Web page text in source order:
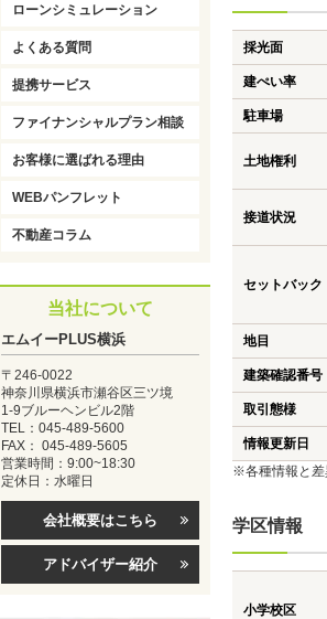
採光面
建ぺい率
駐車場
土地権利
接道状況
セットバック
地目
建築確認番号
取引態様
情報更新日
※各種情報と差
学区情報
小学校区
ローンシミュレーション
よくある質問
提携サービス
ファイナンシャルプラン相談
お客様に選ばれる理由
WEBパンフレット
不動産コラム
当社について
エムイーPLUS横浜
〒246-0022
神奈川県横浜市瀬谷区三ツ境
1-9ブルーヘンビル2階
TEL：045-489-5600
FAX： 045-489-5605
営業時間：9:00~18:30
定休日：水曜日
会社概要はこちら
アドバイザー紹介